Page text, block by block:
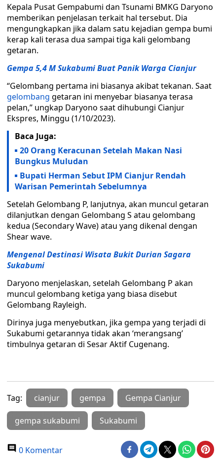
Kepala Pusat Gempabumi dan Tsunami BMKG Daryono
memberikan penjelasan terkait hal tersebut. Dia
mengungkapkan jika dalam satu kejadian gempa bumi
kerap kali terasa dua sampai tiga kali gelombang
getaran.
Gempa 5,4 M Sukabumi Buat Panik Warga Cianjur
“Gelombang pertama ini biasanya akibat tekanan. Saat
gelombang getaran ini menyebar biasanya terasa
pelan,” ungkap Daryono saat dihubungi Cianjur
Ekspres, Minggu (1/10/2023).
Baca Juga:
20 Orang Keracunan Setelah Makan Nasi
Bungkus Muludan
Bupati Herman Sebut IPM Cianjur Rendah
Warisan Pemerintah Sebelumnya
Setelah Gelombang P, lanjutnya, akan muncul getaran
dilanjutkan dengan Gelombang S atau gelombang
kedua (Secondary Wave) atau yang dikenal dengan
Shear wave.
Mengenal Destinasi Wisata Bukit Durian Sagara
Sukabumi
Daryono menjelaskan, setelah Gelombang P akan
muncul gelombang ketiga yang biasa disebut
Gelombang Rayleigh.
Dirinya juga menyebutkan, jika gempa yang terjadi di
Sukabumi getarannya tidak akan ‘merangsang’
timbulnya getaran di Sesar Aktif Cugenang.
Tag: cianjur gempa Gempa Cianjur
gempa sukabumi Sukabumi
0 Komentar